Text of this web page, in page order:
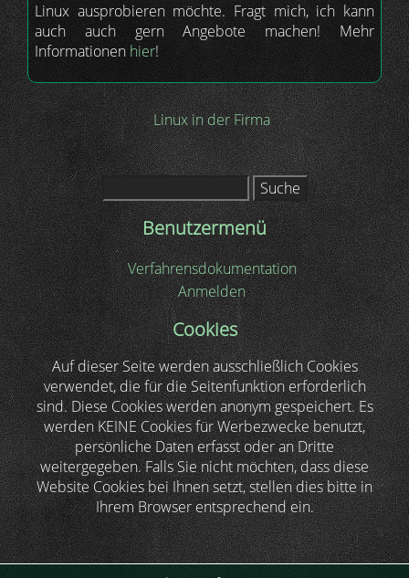
Linux ausprobieren möchte. Fragt mich, ich kann
auch auch gern Angebote machen! Mehr
Informationen hier!
Hauptnavigation
Linux in der Firma
Benutzermenü
Verfahrensdokumentation
Anmelden
Cookies
Auf dieser Seite werden ausschließlich Cookies
verwendet, die für die Seitenfunktion erforderlich
sind. Diese Cookies werden anonym gespeichert. Es
werden KEINE Cookies für Werbezwecke benutzt,
persönliche Daten erfasst oder an Dritte
weitergegeben. Falls Sie nicht möchten, dass diese
Website Cookies bei Ihnen setzt, stellen dies bitte in
Ihrem Browser entsprechend ein.